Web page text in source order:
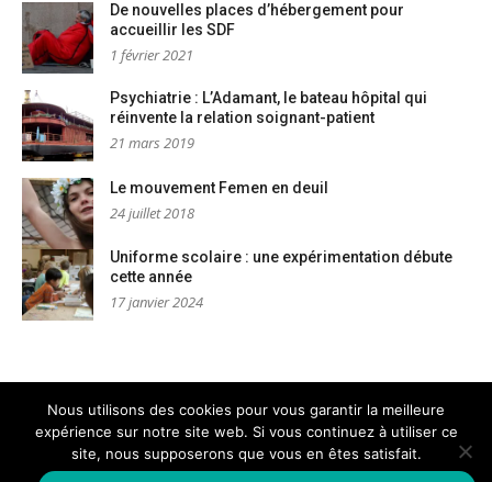
De nouvelles places d’hébergement pour
accueillir les SDF
1 février 2021
Psychiatrie : L’Adamant, le bateau hôpital qui
réinvente la relation soignant-patient
21 mars 2019
Le mouvement Femen en deuil
24 juillet 2018
Uniforme scolaire : une expérimentation débute
cette année
17 janvier 2024
Mentions légales
Nous contacter
Copyright © AM Dignités - L'info sociale, solidaire et engagée–
Nous utilisons des cookies pour vous garantir la meilleure
expérience sur notre site web. Si vous continuez à utiliser ce
site, nous supposerons que vous en êtes satisfait.